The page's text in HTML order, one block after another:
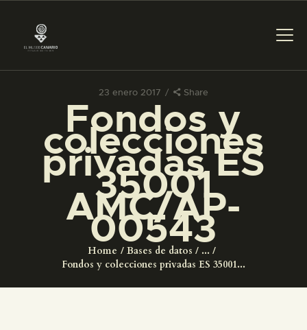
23 enero 2017 Share
Fondos y
colecciones
privadas ES
35001
AMC/AP-
00543
Home Bases de datos
...
Fondos y colecciones privadas ES 35001...
PREPARAR LA VISITA
ACTIVIDADES
█
EL MUSEO